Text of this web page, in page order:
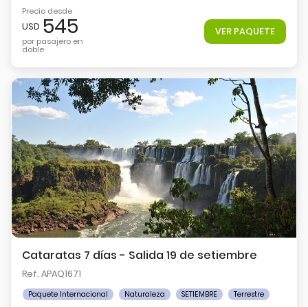
Precio desde
USD 545
por pasajero en
doble
VER PAQUETE
Cataratas 7 días - Salida 19 de setiembre
Ref. APAQ1671
Paquete Internacional Naturaleza SETIEMBRE Terrestre